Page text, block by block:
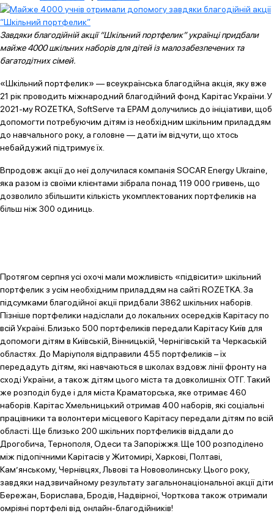
Завдяки благодійній акції “Шкільний портфелик” українці придбали
майже 4000 шкільних наборів для дітей із малозабезпечених та
багатодітних сімей.
«Шкільний портфелик» — всеукраїнська благодійна акція, яку вже
21 рік проводить міжнародний благодійний фонд Карітас України. У
2021-му ROZETKA, SoftServe та EPAM долучились до ініціативи, щоб
допомогти потребуючим дітям із необхідним шкільним приладдям
до навчального року, а головне — дати їм відчути, що хтось
небайдужий підтримує їх.
Впродовж акції до неї долучилася компанія SOCAR Energy Ukraine,
яка разом із своїми клієнтами зібрала понад 119 000 гривень, що
дозволило збільшити кількість укомплектованих портфеликів на
більш ніж 300 одиниць.
Протягом серпня усі охочі мали можливість «підвісити» шкільний
портфелик з усім необхідним приладдям на сайті ROZETKA. За
підсумками благодійної акції придбали 3862 шкільних наборів.
Пізніше портфелики надіслали до локальних осередків Карітасу по
всій Україні. Близько 500 портфеликів передали Карітасу Київ для
допомоги дітям в Київській, Вінницькій, Чернігівській та Черкаській
областях. До Маріуполя відправили 455 портфеликів – їх
передадуть дітям, які навчаються в школах вздовж лінії фронту на
сході України, а також дітям цього міста та довколишніх ОТГ. Такий
же розподіл буде і для міста Краматорська, яке отримає 460
наборів. Карітас Хмельницький отримав 400 наборів, які соціальні
працівники та волонтери місцевого Карітасу передали дітям по всій
області. Ще близько 200 шкільних портфеликів віддали до
Дрогобича, Тернополя, Одеси та Запоріжжя. Ще 100 розподілено
між підопічними Карітасів у Житомирі, Харкові, Полтаві,
Кам’янському, Чернівцях, Львові та Нововолинську. Цього року,
завдяки надзвичайному результату загальнонаціональної акції діти
Бережан, Борислава, Бродів, Надвірної, Чорткова також отримали
омріяні портфелі від онлайн-благодійників!